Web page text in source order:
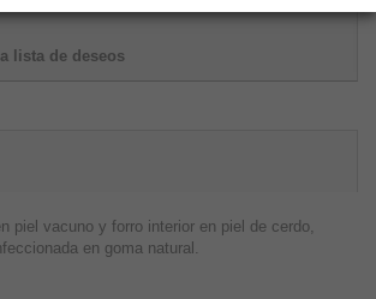
lista de deseos
piel vacuno y forro interior en piel de cerdo,
en goma natural.